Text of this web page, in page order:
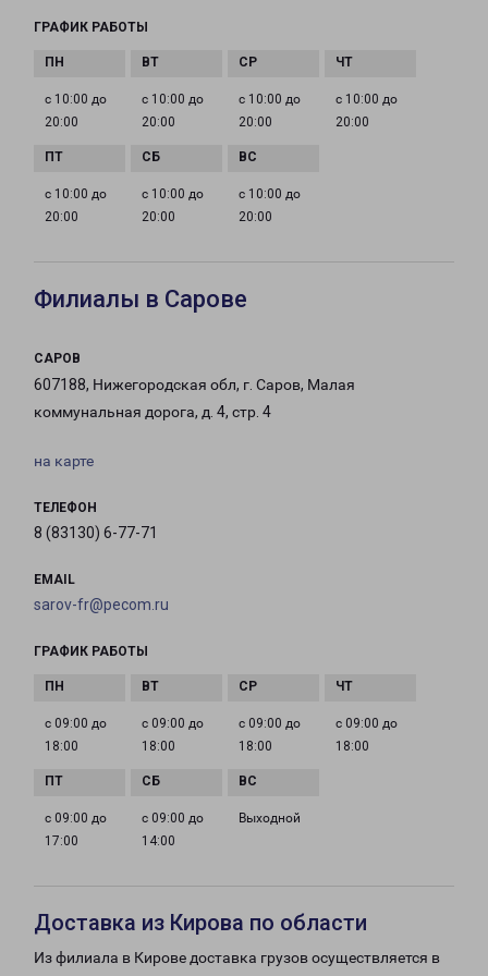
ГРАФИК РАБОТЫ
с 10:00 до
20:00
с 10:00 до
20:00
с 10:00 до
20:00
с 10:00 до
20:00
с 10:00 до
20:00
с 10:00 до
20:00
с 10:00 до
20:00
Филиалы в Сарове
САРОВ
607188, Нижегородская обл, г. Саров, Малая
коммунальная дорога, д. 4, стр. 4
на карте
ТЕЛЕФОН
8 (83130) 6-77-71
EMAIL
sarov-fr@pecom.ru
ГРАФИК РАБОТЫ
с 09:00 до
18:00
с 09:00 до
18:00
с 09:00 до
18:00
с 09:00 до
18:00
с 09:00 до
17:00
с 09:00 до
14:00
Выходной
Доставка из Кирова по области
Из филиала в Кирове доставка грузов осуществляется в